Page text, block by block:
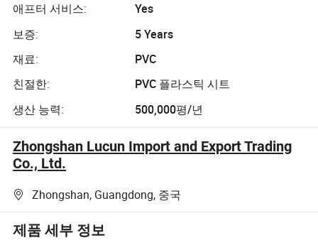
애프터 서비스:
Yes
보증:
5 Years
재료:
PVC
친절한:
PVC 플라스틱 시트
생산 능력:
500,000평/년
Zhongshan Lucun Import and Export Trading
Co., Ltd.
Zhongshan, Guangdong, 중국
제품 세부 정보